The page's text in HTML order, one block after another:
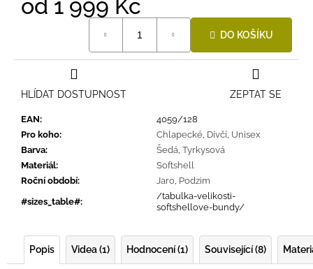
od 1 999 Kč
DO KOŠÍKU
EAN:
4059/128
Pro koho: Chlapecké, Dívčí, Unisex
Barva: Šedá, Tyrkysová
Materiál:
Softshell
Roční období: Jaro, Podzim
#sizes_table#:
/tabulka-velikosti-
softshellove-bundy/
ZEPTAT SE
HLÍDAT DOSTUPNOST
Popis Videa (1) Hodnocení (1) Související (8)